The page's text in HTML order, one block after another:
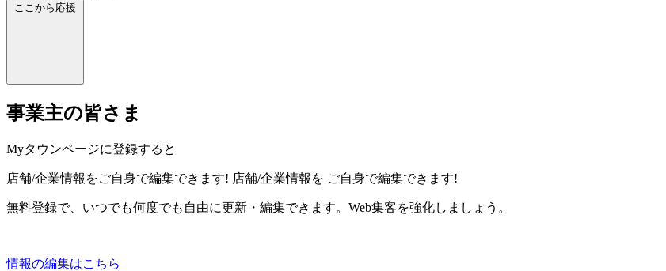
ここから応援
事業主の皆さま
Myタウンページに登録すると
店舗/企業情報をご自身で編集できます! 店舗/企業情報を ご自身で編集できます!
無料登録で、いつでも何度でも自由に更新・編集できます。Web集客を強化しましょう。
情報の編集はこちら